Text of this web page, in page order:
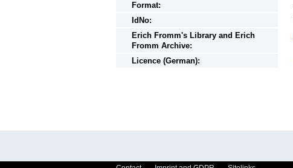
Format:
IdNo:
Erich Fromm's Library and Erich
Fromm Archive:
Licence (German):